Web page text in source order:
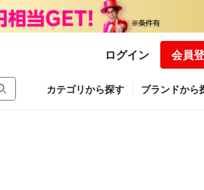
ログイン 会員
カテゴリから探す ブランドから